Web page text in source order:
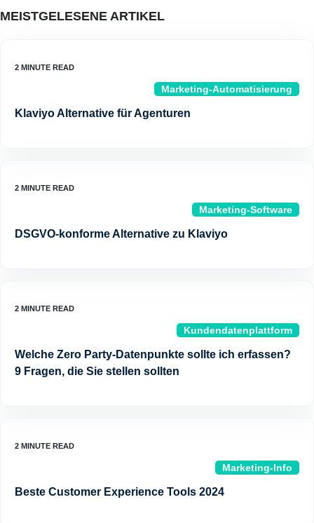
MEISTGELESENE ARTIKEL
Marketing-Automatisierung
Klaviyo Alternative für Agenturen
Marketing-Software
DSGVO-konforme Alternative zu Klaviyo
Kundendatenplattform
Welche Zero Party-Datenpunkte sollte ich erfassen?
9 Fragen, die Sie stellen sollten
Marketing-Info
Beste Customer Experience Tools 2024